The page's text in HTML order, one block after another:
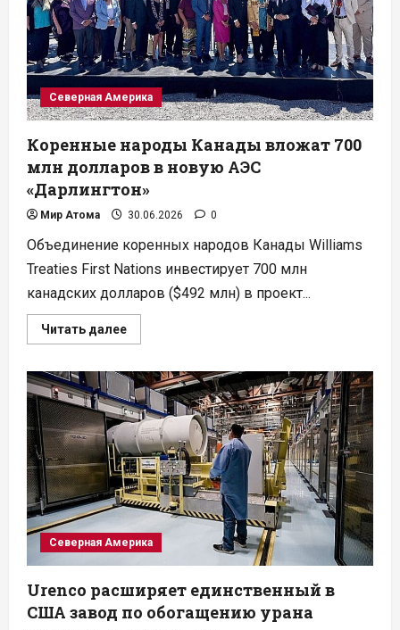
14
малых
реакторов
в
Польше
Северная Америка
Коренные народы Канады вложат 700
млн долларов в новую АЭС
«Дарлингтон»
Мир Атома 30.06.2026 0
Объединение коренных народов Канады Williams
Treaties First Nations инвестирует 700 млн
канадских долларов ($492 млн) в проект...
Читать далееПрочитать
больше
народы
Канады
вложат
700
млн
долларов
в
новую
АЭС
«Дарлингтон»
Северная Америка
Urenco расширяет единственный в
США завод по обогащению урана